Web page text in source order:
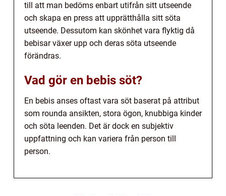
till att man bedöms enbart utifrån sitt utseende
och skapa en press att upprätthålla sitt söta
utseende. Dessutom kan skönhet vara flyktig då
bebisar växer upp och deras söta utseende
förändras.
Vad gör en bebis söt?
En bebis anses oftast vara söt baserat på attribut
som rounda ansikten, stora ögon, knubbiga kinder
och söta leenden. Det är dock en subjektiv
uppfattning och kan variera från person till
person.